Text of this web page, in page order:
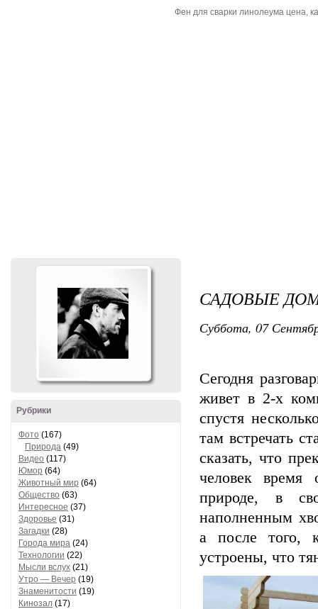
Фен для сварки линолеума цена,
Рубрики
Фото (167)
Природа (49)
Видео (117)
Юмор (64)
Животный мир (64)
Общество (63)
Интересное (37)
Здоровье (31)
Загадки (28)
Города мира (24)
Технологии (22)
Мысли вслух (21)
Утро — Вечер (19)
Знаменитости (19)
Кинозал (17)
САДОВЫЕ
Суббота, 07
Сегодня
живет в 2-х
спустя
там встречать
сказать, что
человек время
природе, в
наполненным
а после того,
устроены, что